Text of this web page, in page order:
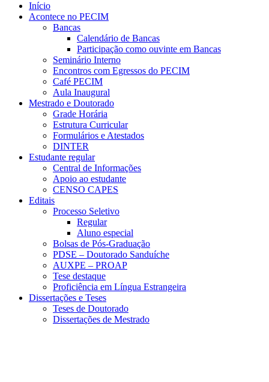
Início
Acontece no PECIM
Bancas
Calendário de Bancas
Participação como ouvinte em Bancas
Seminário Interno
Encontros com Egressos do PECIM
Café PECIM
Aula Inaugural
Mestrado e Doutorado
Grade Horária
Estrutura Curricular
Formulários e Atestados
DINTER
Estudante regular
Central de Informações
Apoio ao estudante
CENSO CAPES
Editais
Processo Seletivo
Regular
Aluno especial
Bolsas de Pós-Graduação
PDSE – Doutorado Sanduíche
AUXPE – PROAP
Tese destaque
Proficiência em Língua Estrangeira
Dissertações e Teses
Teses de Doutorado
Dissertações de Mestrado